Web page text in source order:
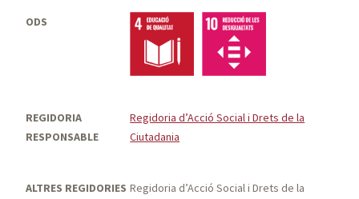
ODS
REGIDORIA
RESPONSABLE
Regidoria d’Acció Social i Drets de la
Ciutadania
ALTRES REGIDORIES Regidoria d’Acció Social i Drets de la